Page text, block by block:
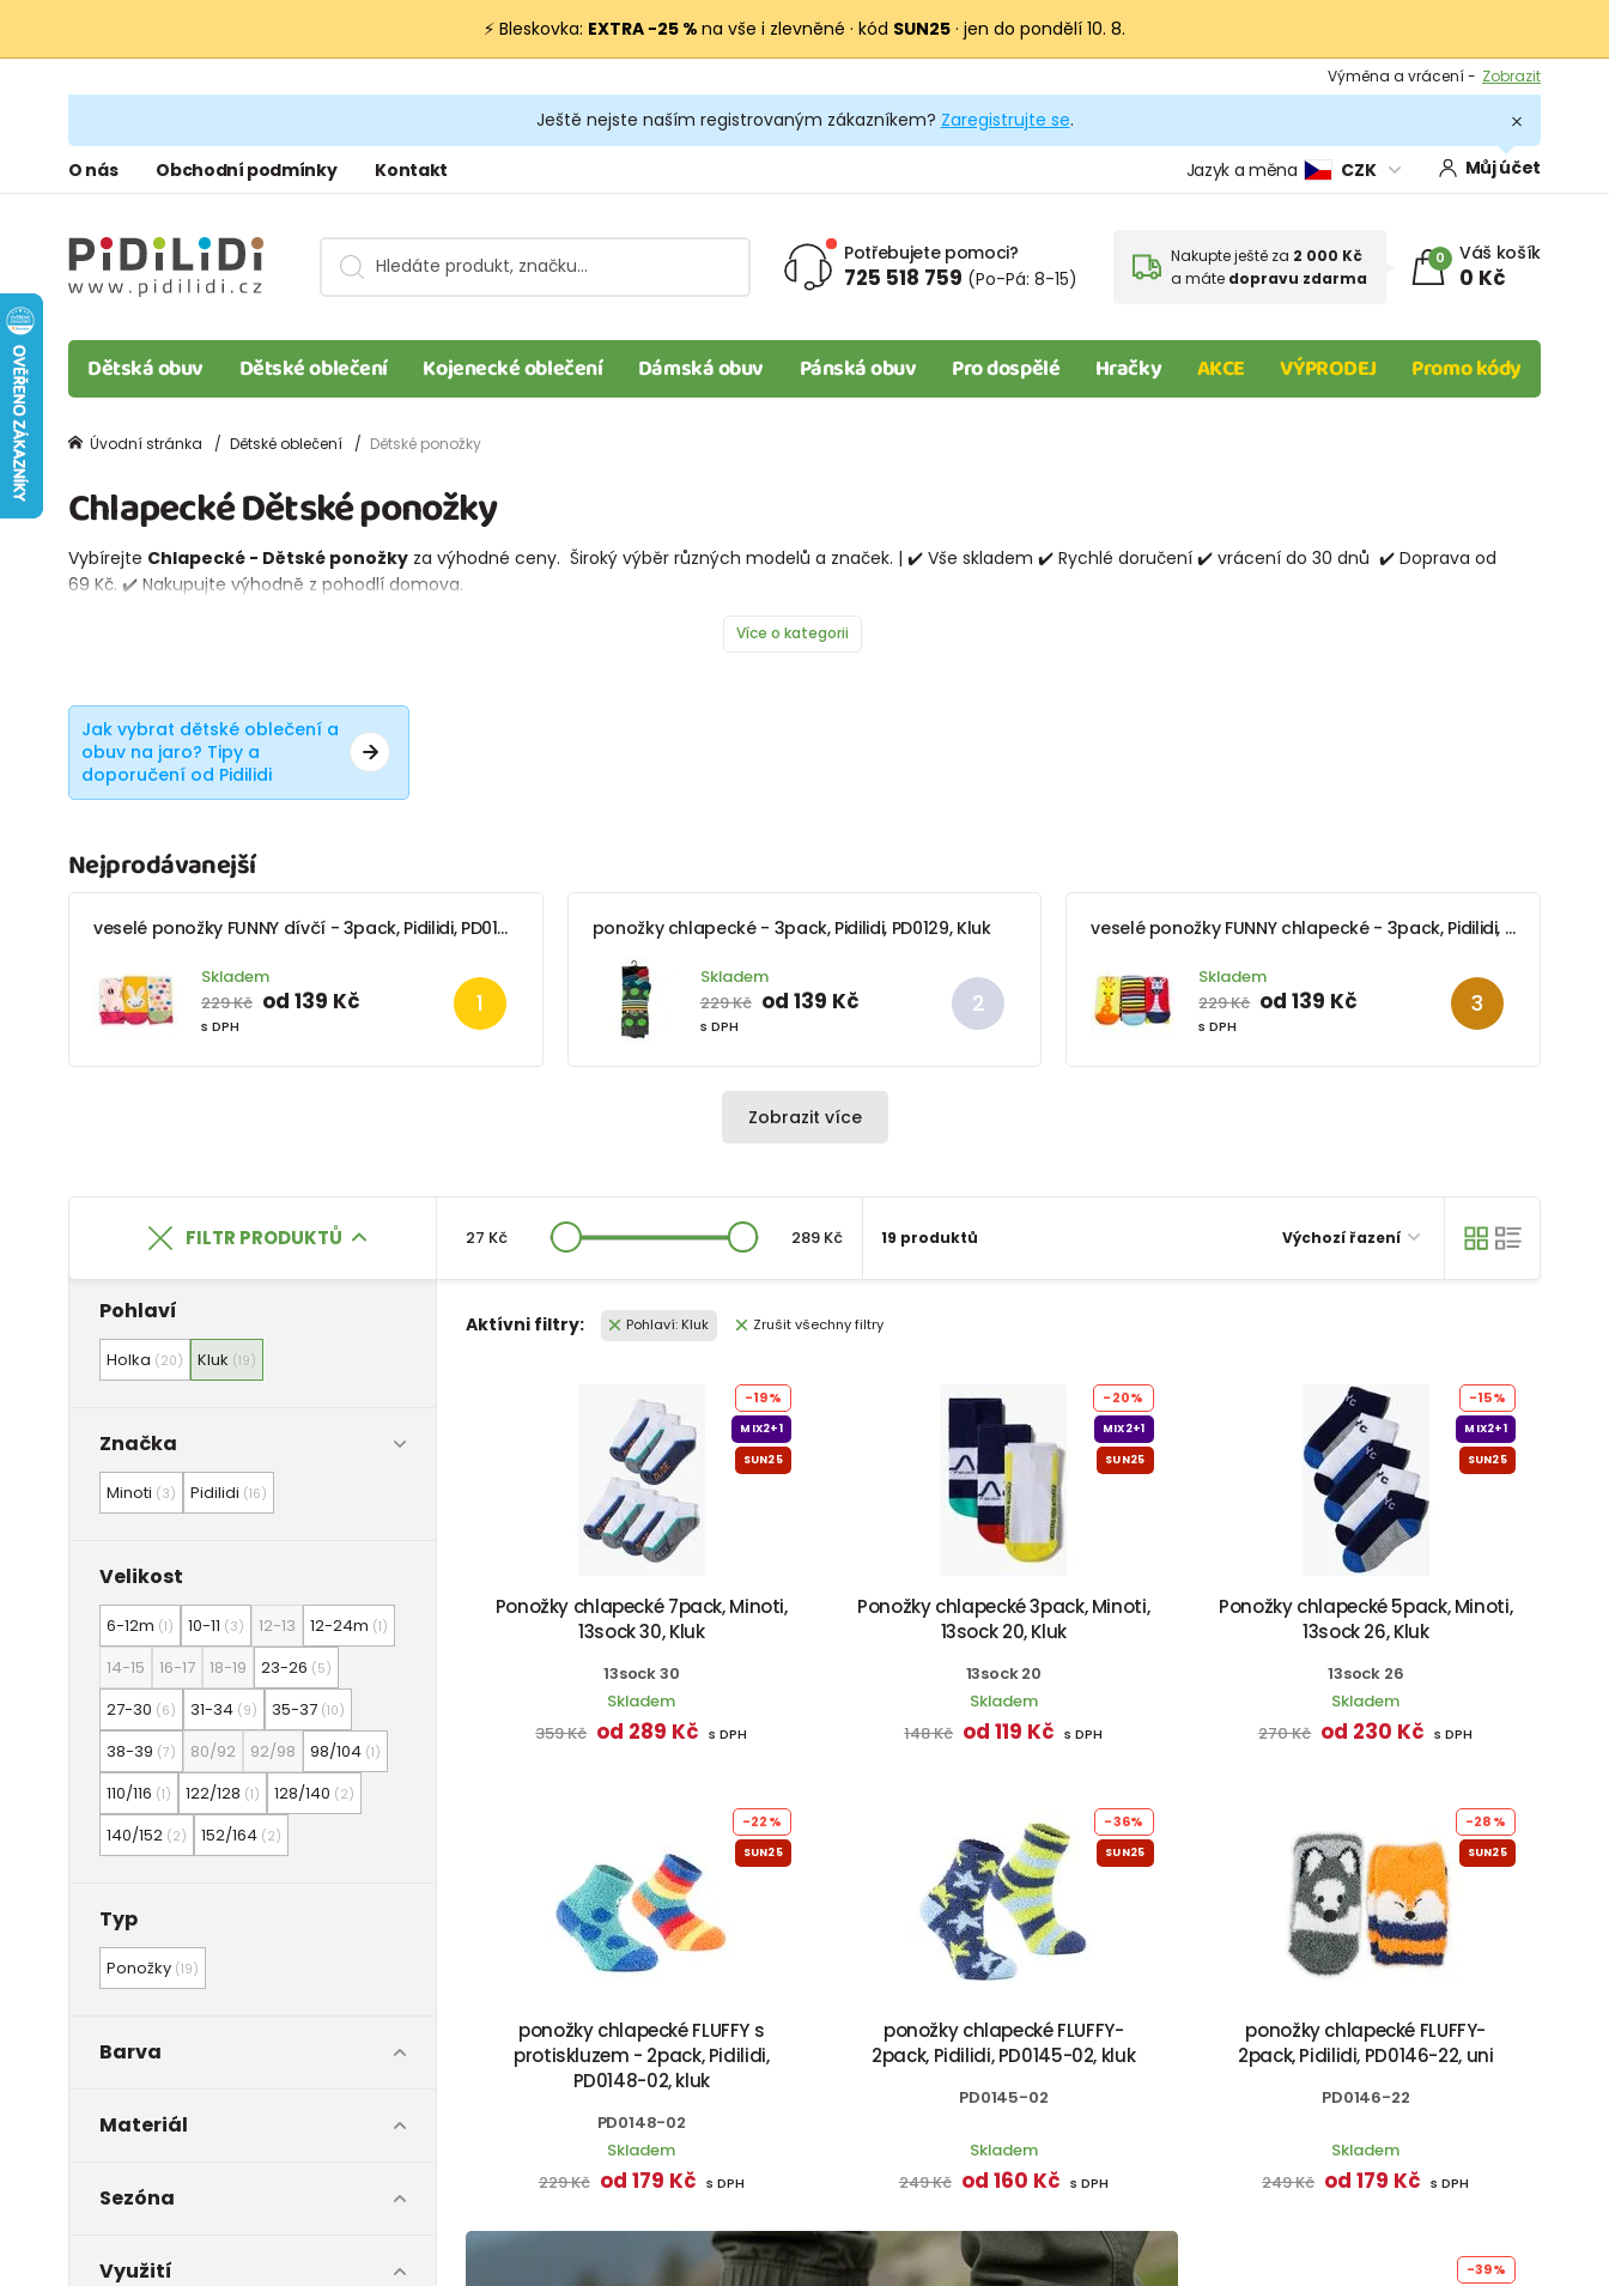
⚡ Bleskovka: EXTRA −25 % na vše i zlevněné · kód SUN25 · jen do pondělí 10. 8.
Výměna a vrácení - Zobrazit
Podmínky
Ještě nejste naším registrovaným zákazníkem? Zaregistrujte se.
O nás Obchodní podmínky Kontakt Jazyk a měna CZK Můj účet
Potřebujete pomoci?
725 518 759 (Po-Pá: 8-15)
Nakupte ještě za 2 000 Kč
a máte dopravu zdarma
0 Váš košík
0 Kč
Dětská obuv Dětské oblečení Kojenecké oblečení Dámská obuv Pánská obuv Pro dospělé Hračky AKCE VÝPRODEJ Promo kódy
Úvodní stránka Dětské oblečení Dětské ponožky
Chlapecké Dětské ponožky
Vybírejte Chlapecké - Dětské ponožky za výhodné ceny. Široký výběr různých modelů a značek. | ✔️ Vše skladem ✔️ Rychlé doručení ✔️ vrácení do 30 dnů ✔️ Doprava od
69 Kč. ✔️ Nakupujte výhodně z pohodlí domova.
Více o kategorii
Jak vybrat dětské oblečení a
obuv na jaro? Tipy a
doporučení od Pidilidi
Nejprodávanejší
veselé ponožky FUNNY dívčí - 3pack, Pidilidi, PD0137-01, holka
Skladem
229 Kč od 139 Kč
s DPH
ponožky chlapecké - 3pack, Pidilidi, PD0129, Kluk
Skladem
229 Kč od 139 Kč
s DPH
veselé ponožky FUNNY chlapecké - 3pack, Pidilidi, PD0140-02, kluk
Skladem
229 Kč od 139 Kč
s DPH
Zobrazit více
FILTR PRODUKTŮ 19 produktů Výchozí řazení
Pohlaví
Holka (20) Kluk (19)
Značka
Minoti (3) Pidilidi (16)
Velikost
6-12m (1) 10-11 (3) 12-13 12-24m (1)
14-15 16-17 18-19 23-26 (5)
27-30 (6) 31-34 (9) 35-37 (10)
38-39 (7) 80/92 92/98 98/104 (1)
110/116 (1) 122/128 (1) 128/140 (2)
140/152 (2) 152/164 (2)
Typ
Ponožky (19)
Barva
Materiál
Sezóna
Využití
27 Kč 289 Kč
Aktívni filtry: Pohlaví: Kluk Zrušit všechny filtry
-19%
MIX2+1
SUN25
Ponožky chlapecké 7pack, Minoti,
13sock 30, Kluk
13sock 30
Skladem
359 Kč od 289 Kč s DPH
-20%
MIX2+1
SUN25
Ponožky chlapecké 3pack, Minoti,
13sock 20, Kluk
13sock 20
Skladem
148 Kč od 119 Kč s DPH
-15%
MIX2+1
SUN25
Ponožky chlapecké 5pack, Minoti,
13sock 26, Kluk
13sock 26
Skladem
270 Kč od 230 Kč s DPH
-22%
SUN25
ponožky chlapecké FLUFFY s
protiskluzem - 2pack, Pidilidi,
PD0148-02, kluk
PD0148-02
Skladem
229 Kč od 179 Kč s DPH
-36%
SUN25
ponožky chlapecké FLUFFY-
2pack, Pidilidi, PD0145-02, kluk
PD0145-02
Skladem
249 Kč od 160 Kč s DPH
-28%
SUN25
ponožky chlapecké FLUFFY-
2pack, Pidilidi, PD0146-22, uni
PD0146-22
Skladem
249 Kč od 179 Kč s DPH
-39%